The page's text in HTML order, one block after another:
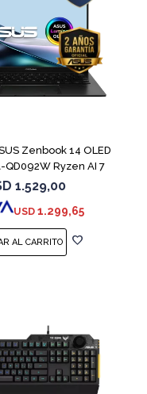
Zenbook 14 OLED
QD092W Ryzen AI 7
350
1.529,00
USD 1.299,65